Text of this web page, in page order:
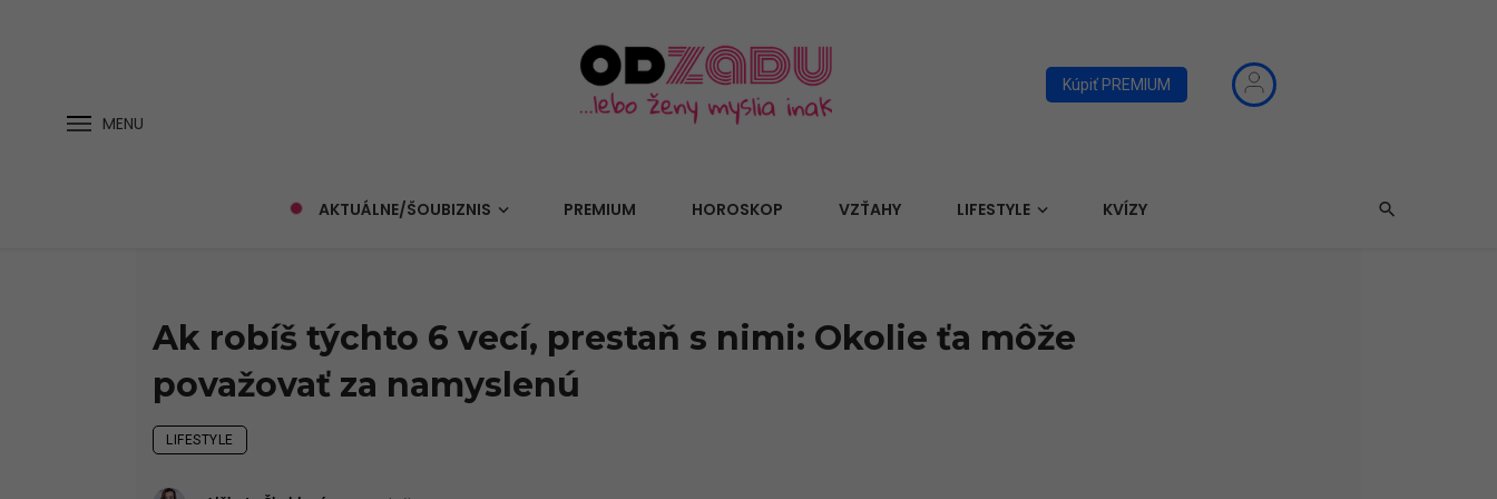
MENU
Kúpiť PREMIUM
AKTUÁLNE/ŠOUBIZNIS PREMIUM HOROSKOP VZŤAHY LIFESTYLE KVÍZY
Ak robíš týchto 6 vecí, prestaň s nimi: Okolie ťa môže
považovať za namyslenú
LIFESTYLE